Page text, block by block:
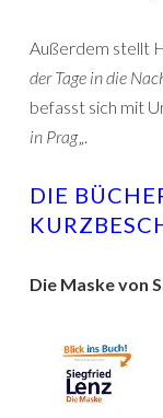
Außerdem stellt
der Tage in die
befasst sich mit
in Prag„.
DIE
Die Maske von